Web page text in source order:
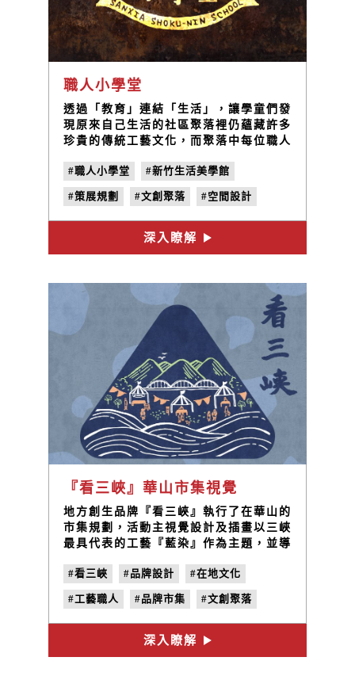
職人小學堂
透過「教育」連結「生活」，讓學童們發
現原來自己生活的社區聚落裡仍蘊藏許多
珍貴的傳統工藝文化，而聚落中每位職人
都是學生們的教室。
#職人小學堂 #新竹生活美學館
#策展規劃 #文創聚落 #空間設計
深入瞭解
『看三峽』華山市集視覺
地方創生品牌『看三峽』執行了在華山的
市集規劃，活動主視覺設計及插畫以三峽
最具代表的工藝『藍染』作為主題，並導
遊等，整合行銷活動與媒體推廣則扮演活
動中的重要助力。
#看三峽 #品牌設計 #在地文化
#工藝職人 #品牌市集 #文創聚落
#LOGO設計
深入瞭解